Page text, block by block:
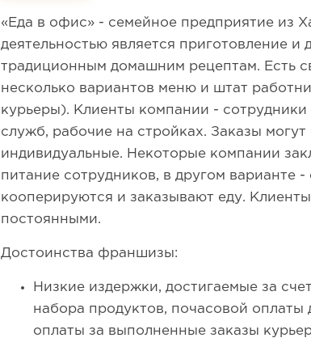
«Еда в офис» - семейное предприятие из
деятельностью является приготовление и
традиционным домашним рецептам. Есть
несколько вариантов меню и штат
курьеры). Клиенты компании -
служб, рабочие на стройках. Заказы
индивидуальные. Некоторые компании
питание сотрудников, в другом варианте
кооперируются и заказывают еду.
постоянными.
Достоинства франшизы:
Низкие издержки, достигаемые за
набора продуктов, почасовой оплаты
оплаты за выполненные заказы